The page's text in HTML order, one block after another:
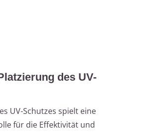
des UV-
UV-Schutzes spielt eine
für die Effektivität und